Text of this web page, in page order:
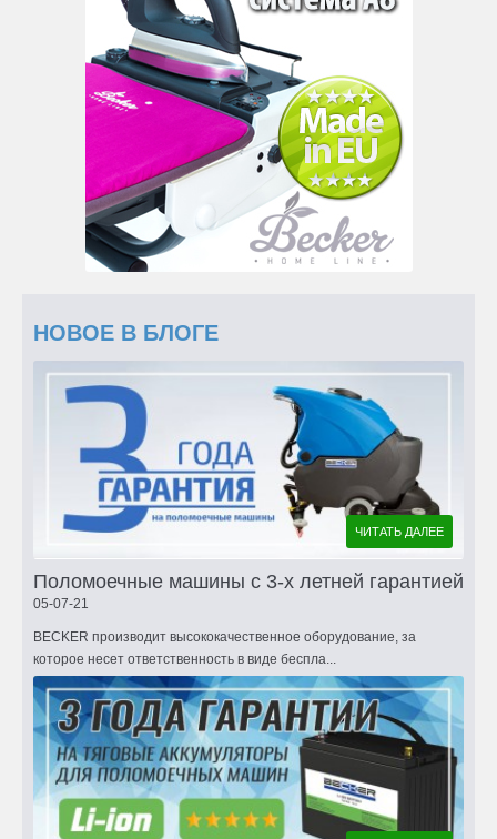
НОВОЕ В БЛОГЕ
ЧИТАТЬ ДАЛЕЕ
Поломоечные машины с 3-х летней гарантией
05-07-21
BECKER производит высококачественное оборудование, за
которое несет ответственность в виде беспла...